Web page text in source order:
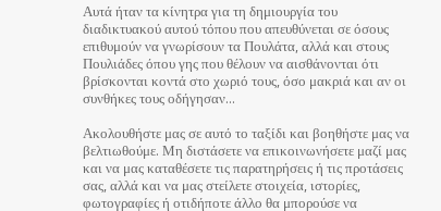
Αυτά ήταν τα κίνητρα για τη δημιουργία του
διαδικτυακού αυτού τόπου που απευθύνεται σε όσους
επιθυμούν να γνωρίσουν τα Πουλάτα, αλλά και στους
Πουλιάδες όπου γης που θέλουν να αισθάνονται ότι
βρίσκονται κοντά στο χωριό τους, όσο μακριά και αν οι
συνθήκες τους οδήγησαν…
Ακολουθήστε μας σε αυτό το ταξίδι και βοηθήστε μας να
βελτιωθούμε. Μη διστάσετε να επικοινωνήσετε μαζί μας
και να μας καταθέσετε τις παρατηρήσεις ή τις προτάσεις
σας, αλλά και να μας στείλετε στοιχεία, ιστορίες,
φωτογραφίες ή οτιδήποτε άλλο θα μπορούσε να